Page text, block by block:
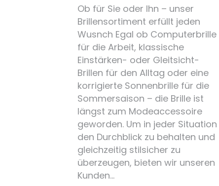
Ob für Sie oder Ihn – unser
Brillensortiment erfüllt jeden
Wusnch Egal ob Computerbrille
für die Arbeit, klassische
Einstärken- oder Gleitsicht-
Brillen für den Alltag oder eine
korrigierte Sonnenbrille für die
Sommersaison – die Brille ist
längst zum Modeaccessoire
geworden. Um in jeder Situation
den Durchblick zu behalten und
gleichzeitig stilsicher zu
überzeugen, bieten wir unseren
Kunden…